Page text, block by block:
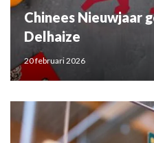
Chinees Nieuwjaar
Delhaize
20 februari 2026